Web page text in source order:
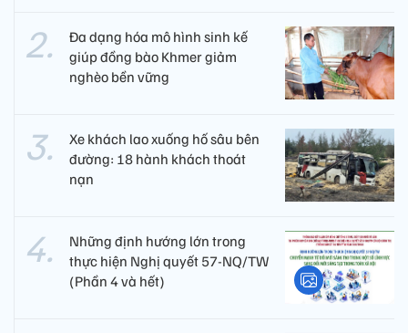
Đa dạng hóa mô hình sinh kế
giúp đồng bào Khmer giảm
nghèo bền vững
Xe khách lao xuống hố sâu bên
đường: 18 hành khách thoát
nạn
Những định hướng lớn trong
thực hiện Nghị quyết 57-NQ/TW
(Phần 4 và hết)